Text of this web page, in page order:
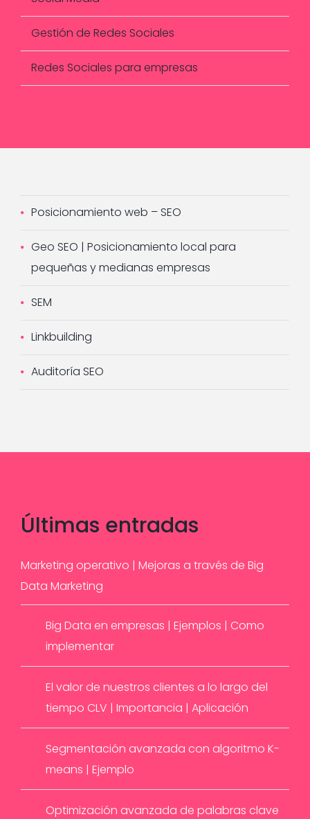
Gestión de Redes Sociales
Redes Sociales para empresas
Posicionamiento web – SEO
Geo SEO | Posicionamiento local para
pequeñas y medianas empresas
SEM
Linkbuilding
Auditoría SEO
Últimas entradas
Marketing operativo | Mejoras a través de Big
Data Marketing
Big Data en empresas | Ejemplos | Como
implementar
El valor de nuestros clientes a lo largo del
tiempo CLV | Importancia | Aplicación
Segmentación avanzada con algoritmo K-
means | Ejemplo
Optimización avanzada de palabras clave